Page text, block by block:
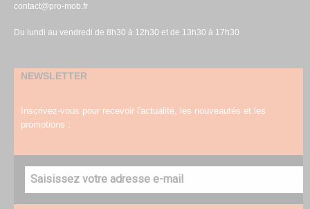
contact@pro-mob.fr
Du lundi au vendredi de 8h30 à 12h30 et de 13h30 à 17h30
NEWSLETTER
Inscrivez-vous pour recevoir l'actualité, les nouveautés et les
promotions :